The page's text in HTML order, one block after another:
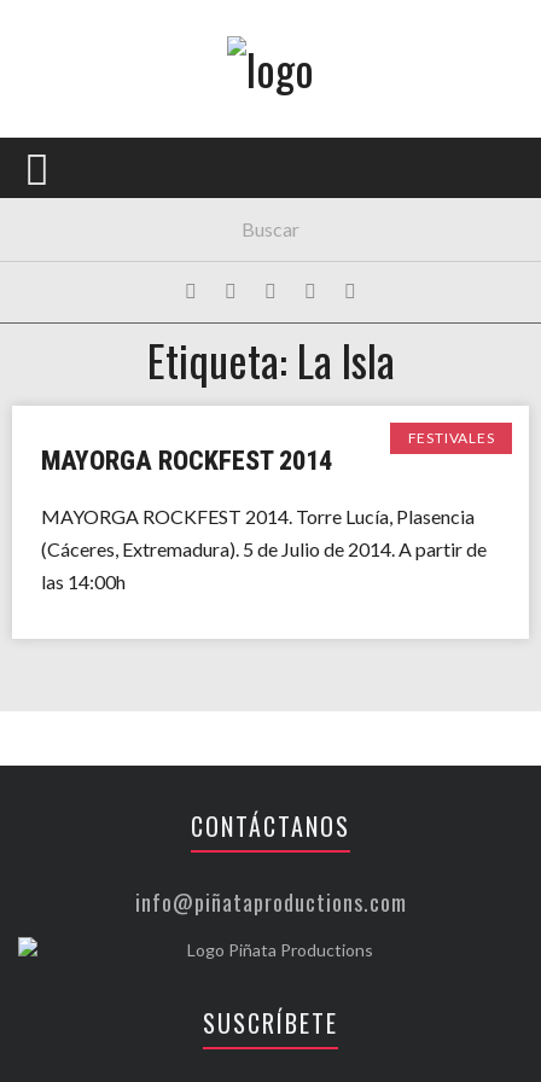
PORTADA
FESTIVALES
HISTORIAS
Etiqueta: La Isla
FESTIVALES
MAYORGA ROCKFEST 2014
MAYORGA ROCKFEST 2014. Torre Lucía, Plasencia
(Cáceres, Extremadura). 5 de Julio de 2014. A partir de
las 14:00h
CONTÁCTANOS
info@piñataproductions.com
SUSCRÍBETE